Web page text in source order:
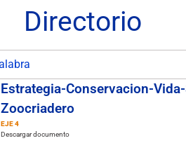
Directorio
Estrategia-Conservacion-
Zoocriadero
EJE 4
Descargar documento